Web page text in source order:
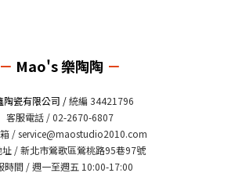
－ Mao's 樂陶陶 －
陶瓷有限公司 /統編 34421796
客服電話 / 02-2670-6807
/service@maostudio2010.com
/ 新北市鶯歌區鶯桃路95巷97號
時間 / 週一至週五 10:00-17:00